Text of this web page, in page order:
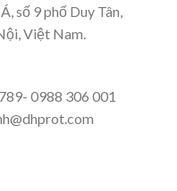
số 9 phố Duy Tân,
Việt Nam.
0988 306 001